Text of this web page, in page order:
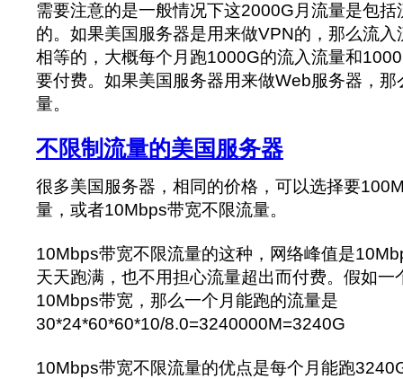
需要注意的是一般情况下这2000G月流量是包
的。如果美国服务器是用来做VPN的，那么流
相等的，大概每个月跑1000G的流入流量和
要付费。如果美国服务器用来做Web服务器，
量。
不限制流量的美国服务器
很多美国服务器，相同的价格，可以选择要
量，或者10Mbps带宽不限流量。
10Mbps带宽不限流量的这种，网络峰值是
天天跑满，也不用担心流量超出而付费。假如一
10Mbps带宽，那么一个月能跑的流量是
30*24*60*60*10/8.0=3240000M=3240G
10Mbps带宽不限流量的优点是每个月能跑